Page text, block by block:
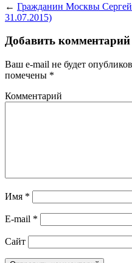
← Гражданин Москвы
31.07.2015)
Добавить комментарий
Ваш e-mail не будет
помечены *
Комментарий
Имя *
E-mail *
Сайт